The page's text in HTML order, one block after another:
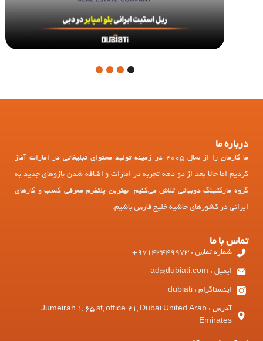
1
درباره ما
ما کارمان را از سال 2005 در زمینه تولید محتوای تبلیغاتی در امارات آغاز
کردیم اما حالا بعد از دو دهه تجربه در امارات و اضافه شدن بازوهای جدید به
گروه مارکتینگ دوبیاتی تلاش می‌کنیم بهترین پلتفرم معرفی کسب و کارهای
ایرانی در کشورهای حاشیه خلیج فارس باشیم.
تماس با ما
شماره تماس : 97143449973+
ایمیل : ad@dubiati.com
اینستاگرام : dubiati
آدرس : Jumeirah 1, 65 st, office 21, Dubai United Arab
Emirates